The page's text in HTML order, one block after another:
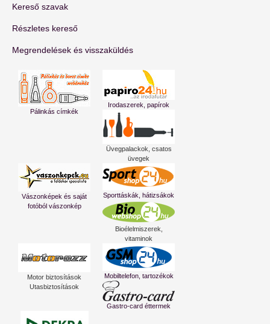
Kereső szavak
Részletes kereső
Megrendelések és visszaküldés
Pálinkás címkék
Irodaszerek, papírok
Üvegpalackok, csatos
üvegek
Vászonképek és saját
fotóból vászonkép
Sporttáskák, hátizsákok
Bioélelmiszerek,
vitaminok
Motor biztosítások
Utasbiztosítások
Mobiltelefon, tartozékok
Gastro-card éttermek